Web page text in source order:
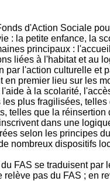
d'Action Sociale
: la petite enfance, la
principaux :
liées à l'habitat et au
par l'action culturelle et
en premier lieu sur les
à la scolarité,
plus fragilisées,
telles que la
dans une
selon les principes
nombreux dispositifs
FAS se traduisent
relève pas du FAS ; en